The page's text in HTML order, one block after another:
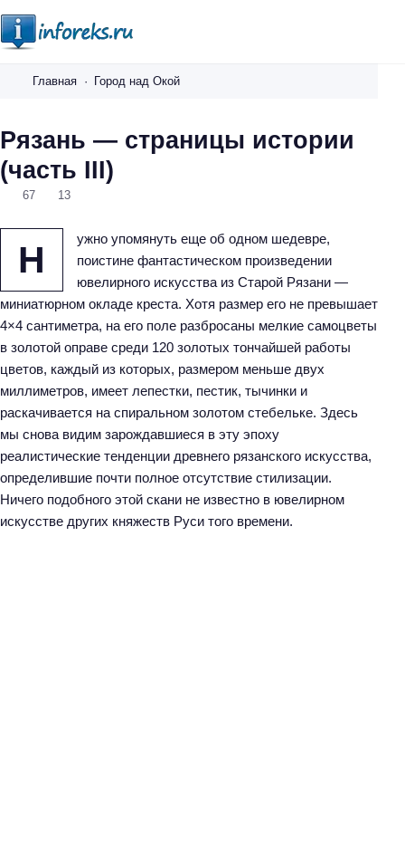
r
e
.
Главная Город над Окой
Рязань — страницы истории
(часть III)
67 13
Н
ужно упомянуть еще об одном шедевре,
поистине фантастическом произведении
ювелирного искусства из Старой Рязани —
миниатюрном окладе креста. Хотя размер его не превышает
4×4 сантиметра, на его поле разбросаны мелкие самоцветы
в золотой оправе среди 120 золотых тончайшей работы
цветов, каждый из которых, размером меньше двух
миллиметров, имеет лепестки, пестик, тычинки и
раскачивается на спиральном золотом стебельке. Здесь
мы снова видим зарождавшиеся в эту эпоху
реалистические тенденции древнего рязанского искусства,
определившие почти полное отсутствие стилизации.
Ничего подобного этой скани не известно в ювелирном
искусстве других княжеств Руси того времени.